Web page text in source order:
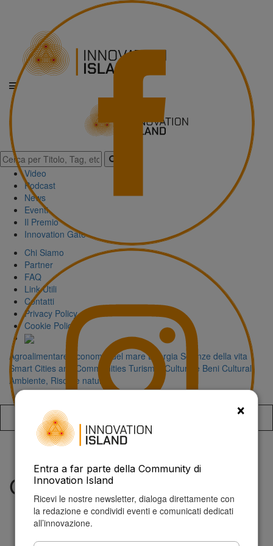
Video
Podcast
News
Eventi
Il Premio
Innovation Gate
Chi Siamo
Partner
FAQ
Link Utili
Contatti
Privacy Policy
Cookie Policy
Agroalimentare Economia del mare Energia Scienze della vita
Smart Cities and Communities Turismo, Cultura e Beni Culturali
Ambiente, Risorse naturali
Goldman Sachs
×
Entra a far parte della Community di
Innovation Island
Ricevi le nostre newsletter, dialoga direttamente con
la redazione e condividi eventi e comunicati dedicati
all’innovazione.